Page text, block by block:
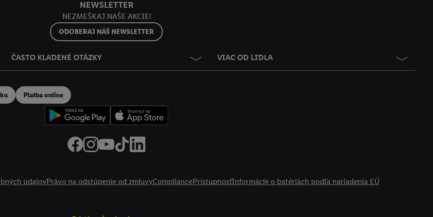
NEWSLETTER
NEZMEŠKAJ NAŠE AKCIE!
ODOBERAJ NÁŠ NEWSLETTER
ČASTO KLADENÉ OTÁZKY VIAC OD LIDLA
Platba online
údajovPrávo na odstúpenie od zmluvyCompliancePrístupnosťInformácie o batériách podľa nariadenia EÚ